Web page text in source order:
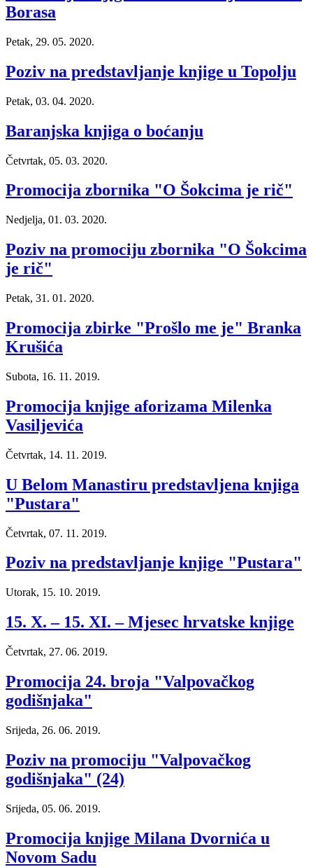
Borasa
Petak, 29. 05. 2020.
Poziv na predstavljanje knjige u Topolju
Petak, 03. 04. 2020.
Baranjska knjiga o boćanju
Četvrtak, 05. 03. 2020.
Promocija zbornika "O Šokcima je rič"
Nedjelja, 01. 03. 2020.
Poziv na promociju zbornika "O Šokcima
je rič"
Petak, 31. 01. 2020.
Promocija zbirke "Prošlo me je" Branka
Krušića
Subota, 16. 11. 2019.
Promocija knjige aforizama Milenka
Vasiljevića
Četvrtak, 14. 11. 2019.
U Belom Manastiru predstavljena knjiga
"Pustara"
Četvrtak, 07. 11. 2019.
Poziv na predstavljanje knjige "Pustara"
Utorak, 15. 10. 2019.
15. X. – 15. XI. – Mjesec hrvatske knjige
Četvrtak, 27. 06. 2019.
Promocija 24. broja "Valpovačkog
godišnjaka"
Srijeda, 26. 06. 2019.
Poziv na promociju "Valpovačkog
godišnjaka" (24)
Srijeda, 05. 06. 2019.
Promocija knjige Milana Dvornića u
Novom Sadu